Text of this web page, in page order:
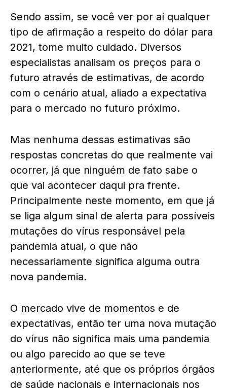
Sendo assim, se você ver por aí qualquer
tipo de afirmação a respeito do dólar para
2021, tome muito cuidado. Diversos
especialistas analisam os preços para o
futuro através de estimativas, de acordo
com o cenário atual, aliado a expectativa
para o mercado no futuro próximo.
Mas nenhuma dessas estimativas são
respostas concretas do que realmente vai
ocorrer, já que ninguém de fato sabe o
que vai acontecer daqui pra frente.
Principalmente neste momento, em que já
se liga algum sinal de alerta para possíveis
mutações do vírus responsável pela
pandemia atual, o que não
necessariamente significa alguma outra
nova pandemia.
O mercado vive de momentos e de
expectativas, então ter uma nova mutação
do vírus não significa mais uma pandemia
ou algo parecido ao que se teve
anteriormente, até que os próprios órgãos
de saúde nacionais e internacionais nos